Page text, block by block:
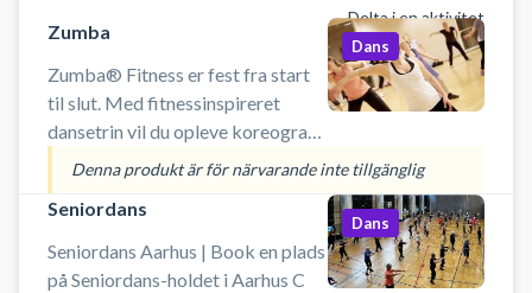
Delta i en aktivitet
Zumba
Zumba® Fitness er fest fra start
til slut. Med fitnessinspireret
dansetrin vil du opleve koreografi
fra merengue, samba og salsa. Du
skal forvente masser af sved på
panden, men til gengæld med
masser
Dans
Denna produkt är för närvarande inte tillgänglig
Seniordans
Seniordans Aarhus | Book en plads
på Seniordans-holdet i Aarhus C
Dans